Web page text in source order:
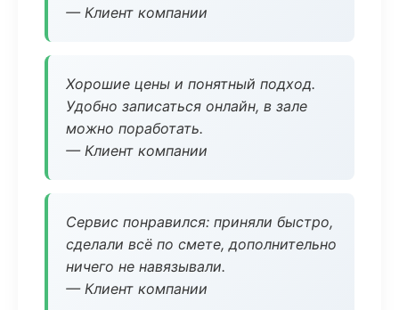
— Клиент компании
Хорошие цены и понятный подход.
Удобно записаться онлайн, в зале
можно поработать.
— Клиент компании
Сервис понравился: приняли быстро,
сделали всё по смете, дополнительно
ничего не навязывали.
— Клиент компании